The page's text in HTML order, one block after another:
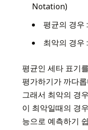
Notation)
평균의 경
최악의 경
평균인 세타 표기
평가하기가 까다롭
그래서 최악의 경
이 최악일때의 경
능으로 예측하기